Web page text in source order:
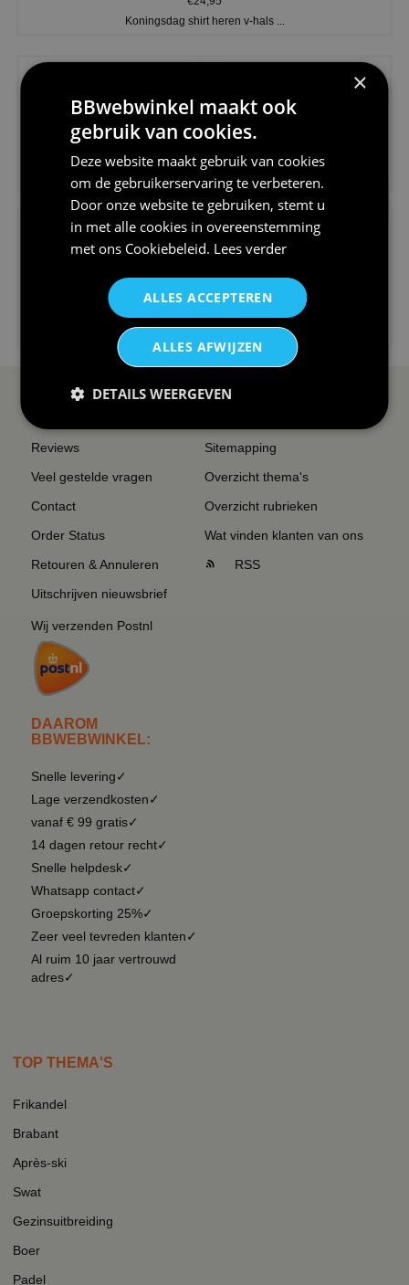
Koningsdag shirt heren v-hals ...
€24,95
V-hals shirt rood wit blauw st...
I love korfbal t-shirt sport s...
SERVICE EN INFO
Reviews
Veel gestelde vragen
Contact
Order Status
Retouren & Annuleren
Uitschrijven nieuwsbrief
Wij verzenden Postnl
DAAROM
BBWEBWINKEL:
Snelle levering✓
Lage verzendkosten✓
vanaf € 99 gratis✓
14 dagen retour recht✓
Snelle helpdesk✓
Whatsapp contact✓
Groepskorting 25%✓
Zeer veel tevreden klanten✓
Al ruim 10 jaar vertrouwd
adres✓
Sitemapping
Overzicht thema's
Overzicht rubrieken
Wat vinden klanten van ons
RSS
TOP THEMA'S
Frikandel
Brabant
Après-ski
Swat
Gezinsuitbreiding
Boer
Padel
×
BBwebwinkel maakt ook
gebruik van cookies.
Deze website maakt gebruik van cookies
om de gebruikerservaring te verbeteren.
Door onze website te gebruiken, stemt u
in met alle cookies in overeenstemming
met ons Cookiebeleid. Lees verder
ALLES ACCEPTEREN
ALLES AFWIJZEN
DETAILS WEERGEVEN